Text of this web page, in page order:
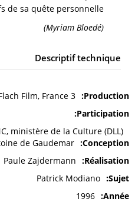
de sa quête personnelle.
(Myriam Bloedé)
Descriptif technique
Production
Film, France 3
Participation
ministère de la Culture (DLL)
Conception
de Gaudemar
Réalisation
Paule Zajdermann
Sujet
Patrick Modiano
Année
1996